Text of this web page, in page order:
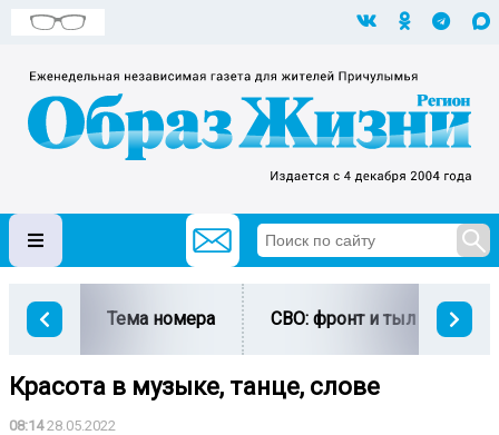
Тема номера СВО: фронт и тыл
Красота в музыке, танце, слове
08:1428.05.2022